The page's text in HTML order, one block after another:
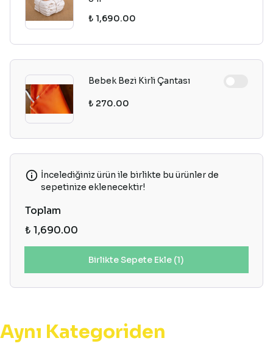
₺ 1,690.00
Bebek Bezi Kirli Çantası
₺ 270.00
İncelediğiniz ürün ile birlikte bu ürünler de
sepetinize eklenecektir!
Toplam
₺ 1,690.00
Birlikte Sepete Ekle (1)
Aynı Kategoriden